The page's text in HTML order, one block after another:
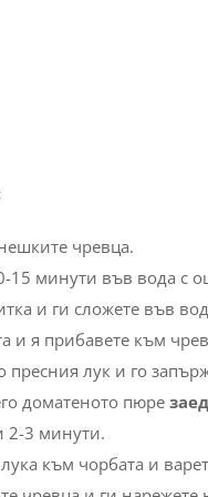
чревца.
15 минути във вода с
и ги сложете във
и я прибавете към
пресния лук и го
доматеното пюре
2-3 минути.
лука към чорбата и